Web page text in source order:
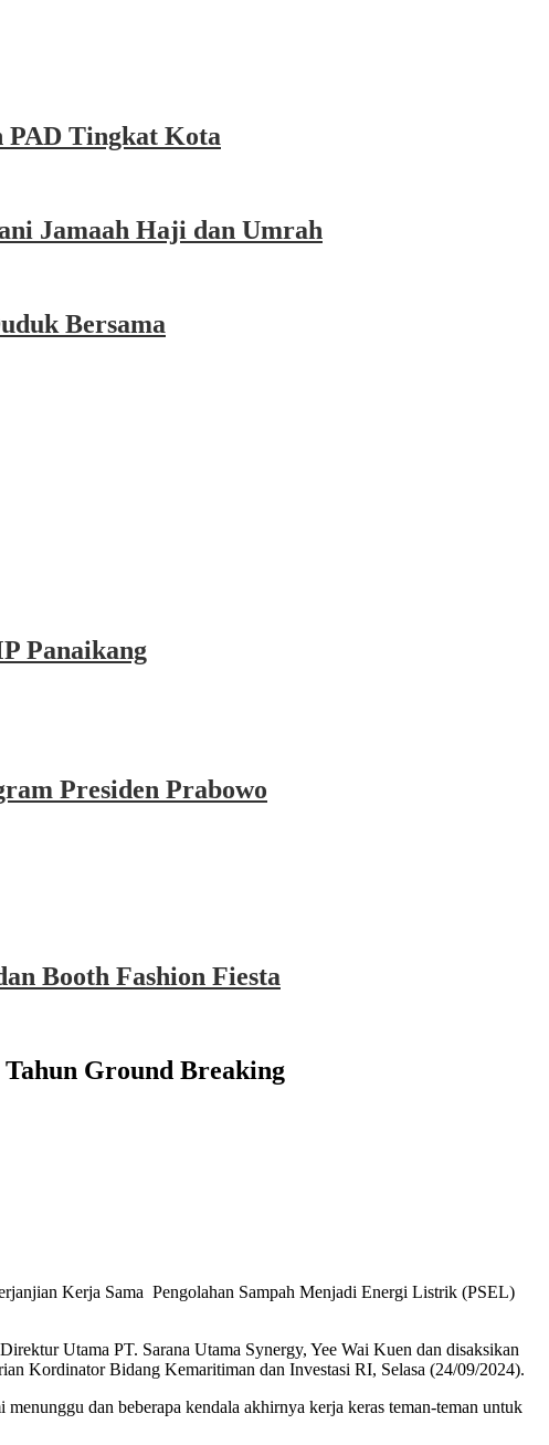
PAD Tingkat Kota
Jamaah Haji dan Umrah
Bersama
Panaikang
Presiden Prabowo
Booth Fashion Fiesta
Ground Breaking
Kerja Sama Pengolahan Sampah Menjadi Energi Listrik (PSEL)
Utama PT. Sarana Utama Synergy, Yee Wai Kuen dan disaksikan
Kordinator Bidang Kemaritiman dan Investasi RI, Selasa (24/09/2024).
dan beberapa kendala akhirnya kerja keras teman-teman untuk